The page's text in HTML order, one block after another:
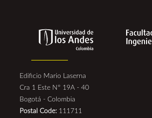
Edificio Mario Laserna
Cra 1 Este N° 19A - 40
Bogotá - Colombia
Postal Code: 111711